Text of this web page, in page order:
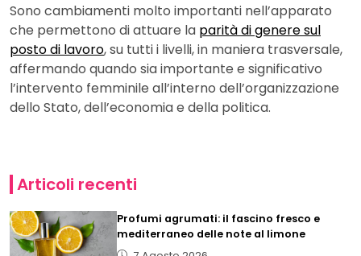
Sono cambiamenti molto importanti nell’apparato
che permettono di attuare la parità di genere sul
posto di lavoro, su tutti i livelli, in maniera trasversale,
affermando quando sia importante e significativo
l’intervento femminile all’interno dell’organizzazione
dello Stato, dell’economia e della politica.
Articoli recenti
Profumi agrumati: il fascino fresco e
mediterraneo delle note al limone